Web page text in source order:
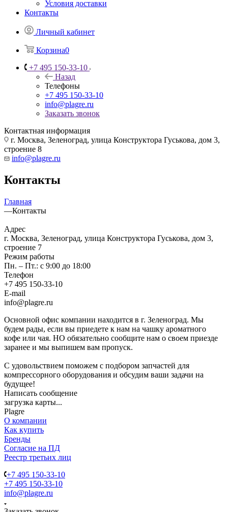
Условия доставки
Контакты
Личный кабинет
Корзина0
+7 495 150-33-10
Назад
Телефоны
+7 495 150-33-10
info@plagre.ru
Заказать звонок
Контактная информация
г. Москва, Зеленоград, улица Конструктора Гуськова, дом 3,
строение 8
info@plagre.ru
Контакты
Главная
—Контакты
Адрес
г. Москва, Зеленоград, улица Конструктора Гуськова, дом 3,
строение 7
Режим работы
Пн. – Пт.: с 9:00 до 18:00
Телефон
+7 495 150-33-10
E-mail
info@plagre.ru
Основной офис компании находится в г. Зеленоград. Мы
будем рады, если вы приедете к нам на чашку ароматного
кофе или чая. НО обязательно сообщите нам о своем приезде
заранее и мы выпишем вам пропуск.
С удовольствием поможем с подбором запчастей для
компрессорного оборудования и обсудим ваши задачи на
будущее!
Написать сообщение
загрузка карты...
Plagre
О компании
Как купить
Бренды
Согласие на ПД
Реестр третьих лиц
+7 495 150-33-10
+7 495 150-33-10
info@plagre.ru